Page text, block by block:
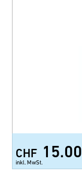
CHF 15.00
inkl. MwSt.